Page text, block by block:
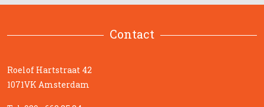
Contact
Roelof Hartstraat 42
1071VK Amsterdam